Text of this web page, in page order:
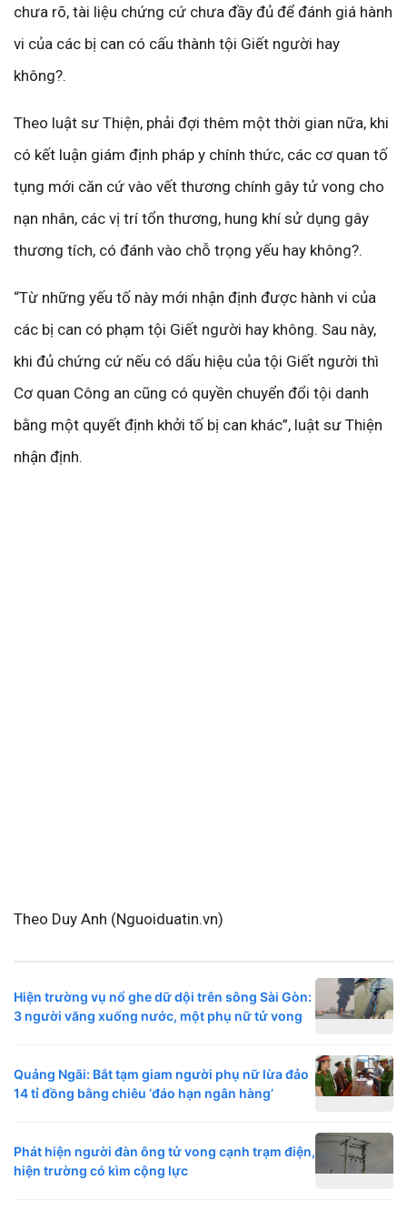
chưa rõ, tài liệu chứng cứ chưa đầy đủ để đánh giá hành
vi của các bị can có cấu thành tội Giết người hay
không?.
Theo luật sư Thiện, phải đợi thêm một thời gian nữa, khi
có kết luận giám định pháp y chính thức, các cơ quan tố
tụng mới căn cứ vào vết thương chính gây tử vong cho
nạn nhân, các vị trí tổn thương, hung khí sử dụng gây
thương tích, có đánh vào chỗ trọng yếu hay không?.
“Từ những yếu tố này mới nhận định được hành vi của
các bị can có phạm tội Giết người hay không. Sau này,
khi đủ chứng cứ nếu có dấu hiệu của tội Giết người thì
Cơ quan Công an cũng có quyền chuyển đổi tội danh
bằng một quyết định khởi tố bị can khác”, luật sư Thiện
nhận định.
Theo Duy Anh (Nguoiduatin.vn)
Hiện trường vụ nổ ghe dữ dội trên sông Sài Gòn:
3 người văng xuống nước, một phụ nữ tử vong
Quảng Ngãi: Bắt tạm giam người phụ nữ lừa đảo
14 tỉ đồng bằng chiêu ‘đáo hạn ngân hàng’
Phát hiện người đàn ông tử vong cạnh trạm điện,
hiện trường có kìm cộng lực